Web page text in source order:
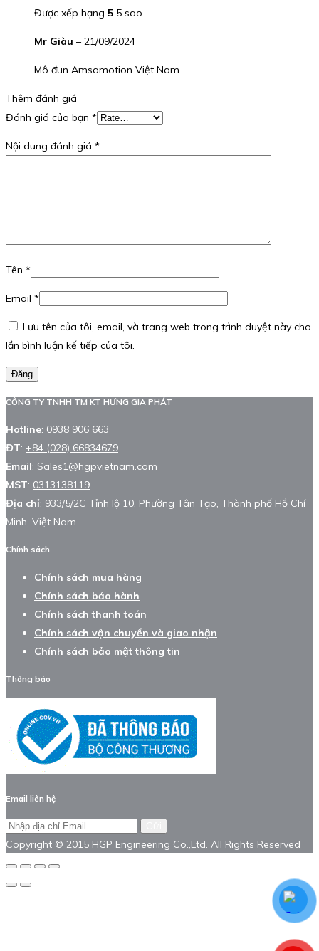
Được xếp hạng 5 5 sao
Mr Giàu – 21/09/2024
Mô đun Amsamotion Việt Nam
Thêm đánh giá
Đánh giá của bạn *
Nội dung đánh giá *
Tên *
Email *
Lưu tên của tôi, email, và trang web trong trình duyệt này cho
lần bình luận kế tiếp của tôi.
Đăng
CÔNG TY TNHH TM KT HƯNG GIA PHÁT
Hotline: 0938 906 663
ĐT: +84 (028) 66834679
Email: Sales1@hgpvietnam.com
MST: 0313138119
Địa chỉ: 933/5/2C Tỉnh lộ 10, Phường Tân Tạo, Thành phố Hồ Chí
Minh, Việt Nam.
Chính sách
Chính sách mua hàng
Chính sách bảo hành
Chính sách thanh toán
Chính sách vận chuyển và giao nhận
Chính sách bảo mật thông tin
Thông báo
Email liên hệ
Copyright © 2015 HGP Engineering Co.,Ltd. All Rights Reserved